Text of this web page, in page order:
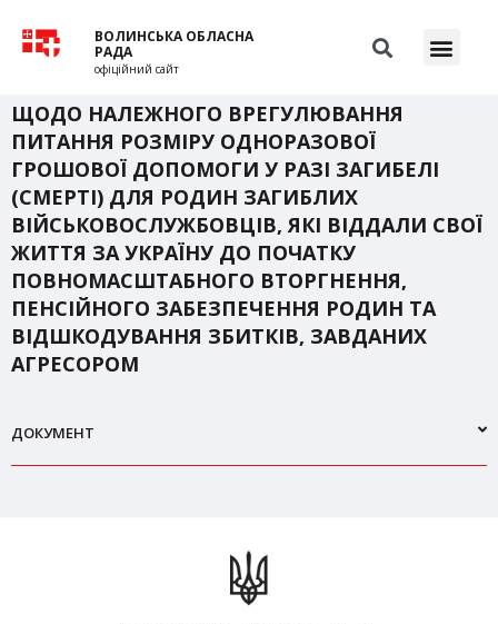
ВОЛИНСЬКА ОБЛАСНА
РАДА
офіційний сайт
ЩОДО НАЛЕЖНОГО ВРЕГУЛЮВАННЯ
ПИТАННЯ РОЗМІРУ ОДНОРАЗОВОЇ
ГРОШОВОЇ ДОПОМОГИ У РАЗІ ЗАГИБЕЛІ
(СМЕРТІ) ДЛЯ РОДИН ЗАГИБЛИХ
ВІЙСЬКОВОСЛУЖБОВЦІВ, ЯКІ ВІДДАЛИ СВОЇ
ЖИТТЯ ЗА УКРАЇНУ ДО ПОЧАТКУ
ПОВНОМАСШТАБНОГО ВТОРГНЕННЯ,
ПЕНСІЙНОГО ЗАБЕЗПЕЧЕННЯ РОДИН ТА
ВІДШКОДУВАННЯ ЗБИТКІВ, ЗАВДАНИХ
АГРЕСОРОМ
ДОКУМЕНТ